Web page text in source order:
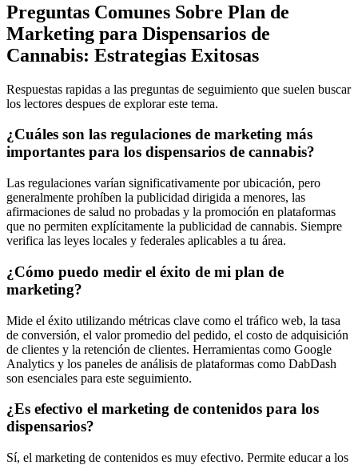
Preguntas Comunes Sobre Plan de
Marketing para Dispensarios de
Cannabis: Estrategias Exitosas
Respuestas rapidas a las preguntas de seguimiento que suelen buscar
los lectores despues de explorar este tema.
¿Cuáles son las regulaciones de marketing más
importantes para los dispensarios de cannabis?
Las regulaciones varían significativamente por ubicación, pero
generalmente prohíben la publicidad dirigida a menores, las
afirmaciones de salud no probadas y la promoción en plataformas
que no permiten explícitamente la publicidad de cannabis. Siempre
verifica las leyes locales y federales aplicables a tu área.
¿Cómo puedo medir el éxito de mi plan de
marketing?
Mide el éxito utilizando métricas clave como el tráfico web, la tasa
de conversión, el valor promedio del pedido, el costo de adquisición
de clientes y la retención de clientes. Herramientas como Google
Analytics y los paneles de análisis de plataformas como DabDash
son esenciales para este seguimiento.
¿Es efectivo el marketing de contenidos para los
dispensarios?
Sí, el marketing de contenidos es muy efectivo. Permite educar a los